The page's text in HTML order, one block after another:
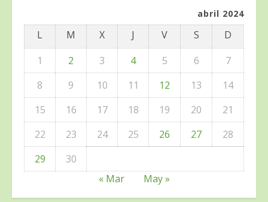
abril 2024
L M X J V S
D
1
2 3 4 5 6
7
8
9 10 11 12 13
14
15
16 17 18 19 20
21
22
23 24 25 26 27
28
29
30
« Mar
May »